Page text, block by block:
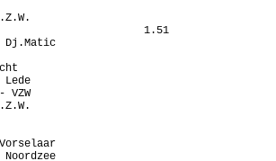
1.51
Dj.Matic